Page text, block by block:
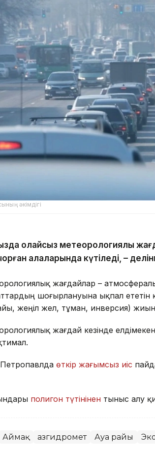
әкімдігі
қолайсыз метеорологиялық
қалаларында күтіледі, –
жағдайлар –
шоғырлануына ықпал ететін
жеңіл жел, тұман, инверсия)
жағдай кезінде
өткір жағымсыз иіс
полигон түтінінен тыныс алу
Аймақ Қазгидромет Ауа райы